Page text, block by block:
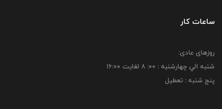
ساعات کار
روزهای عادی:
شنبه الي چهارشنبه : 00: 8 لغايت 16:00
پنج شنبه : تعطیل